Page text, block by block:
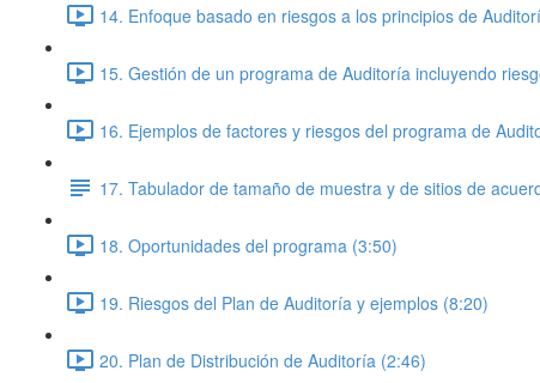
14. Enfoque basado en riesgos a los principios de
15. Gestión de un programa de Auditoría incluyendo
16. Ejemplos de factores y riesgos del programa de
17. Tabulador de tamaño de muestra y de sitios de
18. Oportunidades del programa (3:50)
19. Riesgos del Plan de Auditoría y ejemplos (8:20)
20. Plan de Distribución de Auditoría (2:46)